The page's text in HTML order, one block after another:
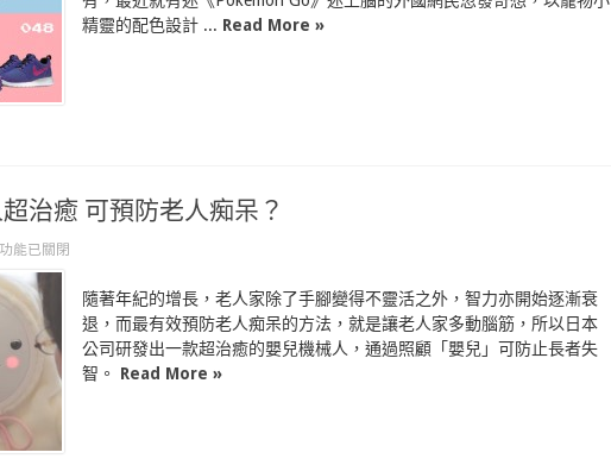
精靈的配色設計 ... Read More »
治癒 可預防老人痴呆？
能已關閉
隨著年紀的增長，老人家除了手腳變得不靈活之外，智力亦開始逐漸衰
退，而最有效預防老人痴呆的方法，就是讓老人家多動腦筋，所以日本
公司研發出一款超治癒的嬰兒機械人，通過照顧「嬰兒」可防止長者失
智。 Read More »